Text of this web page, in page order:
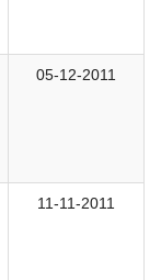
05-12-2011
11-11-2011